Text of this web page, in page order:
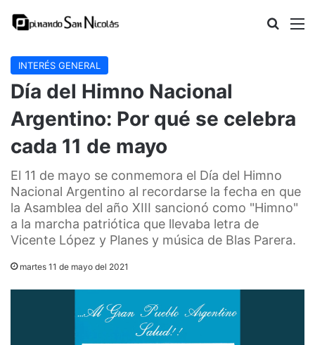
Buscar
INTERÉS GENERAL
Día del Himno Nacional
Argentino: Por qué se celebra
cada 11 de mayo
El 11 de mayo se conmemora el Día del Himno
Nacional Argentino al recordarse la fecha en que
la Asamblea del año XIII sancionó como "Himno"
a la marcha patriótica que llevaba letra de
Vicente López y Planes y música de Blas Parera.
martes 11 de mayo del 2021